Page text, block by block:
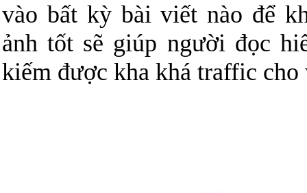
vào bất kỳ bài viết nào để
ảnh tốt sẽ giúp người đọc
kiếm được kha khá traffic cho